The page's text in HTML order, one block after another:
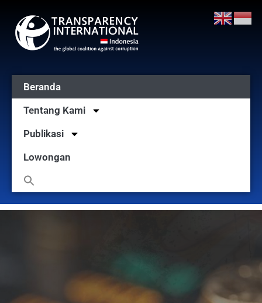
Beranda
Tentang Kami
Publikasi
Lowongan